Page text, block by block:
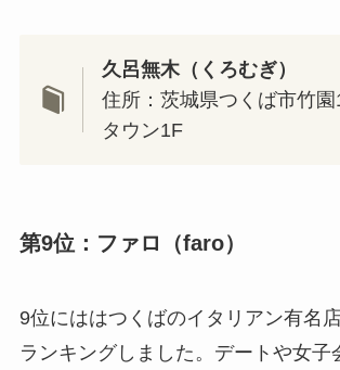
久呂無木（くろむぎ）
住所：茨城県つくば市竹
タウン1F
第9位：ファロ（faro）
9位にははつくばのイタリアン有名
ランキングしました。デートや女子